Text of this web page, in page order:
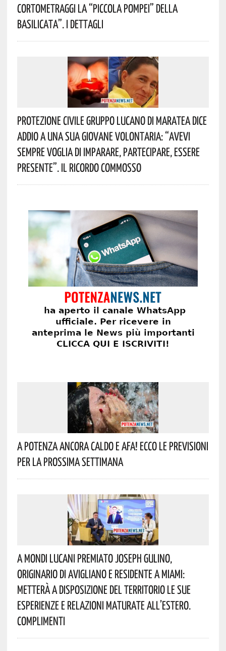
Cortometraggi La “Piccola Pompei” Della
Basilicata”. I Dettagli
Protezione Civile Gruppo Lucano Di Maratea Dice
Addio A Una Sua Giovane Volontaria: “avevi
Sempre Voglia Di Imparare, Partecipare, Essere
Presente”. Il Ricordo Commosso
A Potenza Ancora Caldo E Afa! Ecco Le Previsioni
Per La Prossima Settimana
A Mondi Lucani Premiato Joseph Gulino,
Originario Di Avigliano E Residente A Miami:
Metterà A Disposizione Del Territorio Le Sue
Esperienze E Relazioni Maturate All’estero.
Complimenti